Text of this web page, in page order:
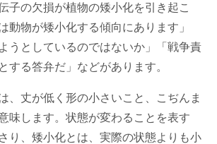
子の欠損が植物の矮小化を引き起こ
動物が矮小化する傾向にあります」
うとしているのではないか」「戦争責
する答弁だ」などがあります。
、丈が低く形の小さいこと、こぢんま
味します。状態が変わることを表す
り、矮小化とは、実際の状態よりも小